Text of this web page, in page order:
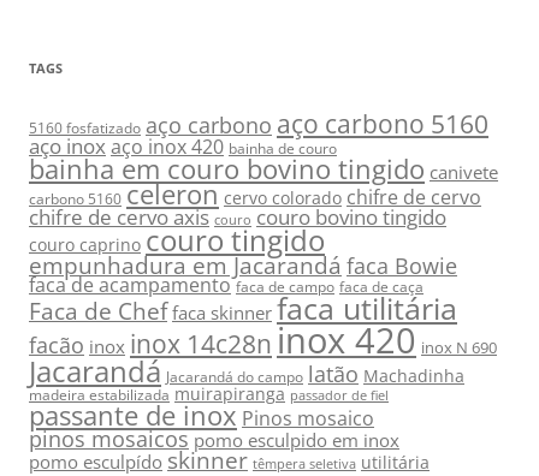
TAGS
5160 fosfatizado aço carbono aço carbono 5160
aço inoxaço inox 420 bainha de couro
bainha em couro bovino tingido canivete
carbono 5160 celeron cervo colorado chifre de cervo
chifre de cervo axis couro couro bovino tingido
couro caprino couro tingido
empunhadura em Jacarandá faca Bowie
faca de acampamento faca de campo faca de caça
Faca de Chef faca skinner faca utilitária
facão inox inox 14c28ninox 420 inox N 690
Jacarandá Jacarandá do campo latão Machadinha
madeira estabilizada muirapiranga passador de fiel
passante de inox Pinos mosaico
pinos mosaicos pomo esculpido em inox
pomo esculpído skinner têmpera seletiva utilitária